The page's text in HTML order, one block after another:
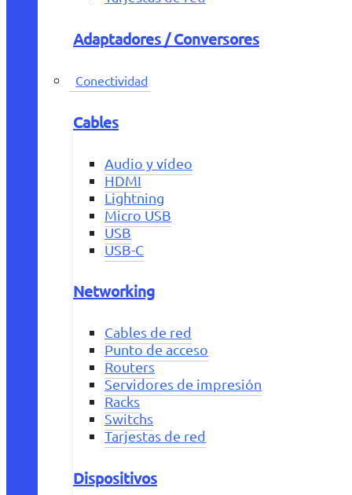
Adaptadores / Conversores
Conectividad
Cables
Audio y vídeo
HDMI
Lightning
Micro USB
USB
USB-C
Networking
Cables de red
Punto de acceso
Routers
Servidores de impresión
Racks
Switchs
Tarjestas de red
Dispositivos